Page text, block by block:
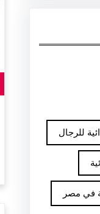
للرجال
في مصر